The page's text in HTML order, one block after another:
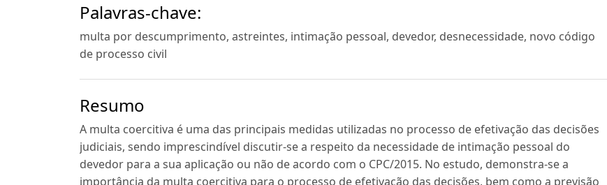
Palavras-chave:
multa por descumprimento, astreintes, intimação pessoal, devedor, desnecessidade, novo código
de processo civil
Resumo
A multa coercitiva é uma das principais medidas utilizadas no processo de efetivação das decisões
judiciais, sendo imprescindível discutir-se a respeito da necessidade de intimação pessoal do
devedor para a sua aplicação ou não de acordo com o CPC/2015. No estudo, demonstra-se a
importância da multa coercitiva para o processo de efetivação das decisões, bem como a previsão